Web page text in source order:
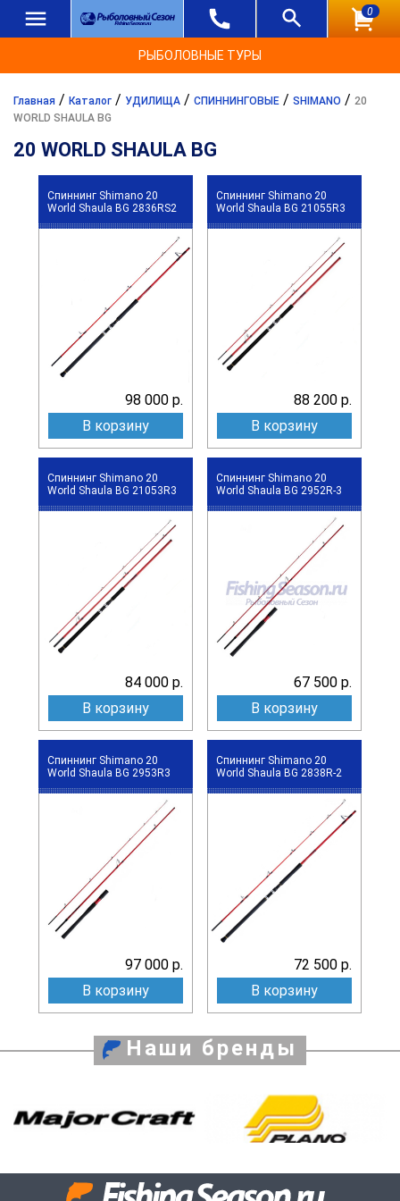
0
РЫБОЛОВНЫЕ ТУРЫ
Главная / Каталог / УДИЛИЩА / СПИННИНГОВЫЕ / SHIMANO / 20
WORLD SHAULA BG
20 WORLD SHAULA BG
Спиннинг Shimano 20
World Shaula BG 2836RS2
98 000 р.
В корзину
Спиннинг Shimano 20
World Shaula BG 21055R3
88 200 р.
В корзину
Спиннинг Shimano 20
World Shaula BG 21053R3
84 000 р.
В корзину
Спиннинг Shimano 20
World Shaula BG 2952R-3
67 500 р.
В корзину
Спиннинг Shimano 20
World Shaula BG 2953R3
97 000 р.
В корзину
Спиннинг Shimano 20
World Shaula BG 2838R-2
72 500 р.
В корзину
Наши бренды